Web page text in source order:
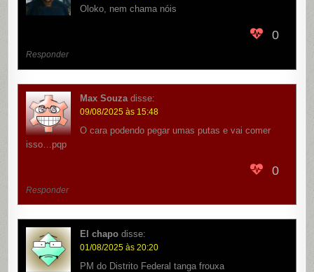
Oloko, nem chama nóis
0
Responder
Max Souza disse:
09/08/2025 às 15:48
O cara podendo pegar umas putas e vai comer
isso…pqp
0
Responder
El chapo disse:
01/08/2025 às 20:20
PM do Distrito Federal tanga frouxa